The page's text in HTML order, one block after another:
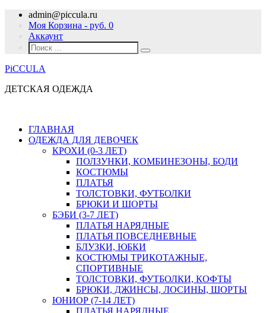
admin@piccula.ru
Моя Корзина - руб. 0
Аккаунт
PiCCULA
ДЕТСКАЯ ОДЕЖДА
ГЛАВНАЯ
ОДЕЖДА ДЛЯ ДЕВОЧЕК
КРОХИ (0-3 ЛЕТ)
ПОЛЗУНКИ, КОМБИНЕЗОНЫ, БОДИ
КОСТЮМЫ
ПЛАТЬЯ
ТОЛСТОВКИ, ФУТБОЛКИ
БРЮКИ И ШОРТЫ
БЭБИ (3-7 ЛЕТ)
ПЛАТЬЯ НАРЯДНЫЕ
ПЛАТЬЯ ПОВСЕДНЕВНЫЕ
БЛУЗКИ, ЮБКИ
КОСТЮМЫ ТРИКОТАЖНЫЕ,
СПОРТИВНЫЕ
ТОЛСТОВКИ, ФУТБОЛКИ, КОФТЫ
БРЮКИ, ДЖИНСЫ, ЛОСИНЫ, ШОРТЫ
ЮНИОР (7-14 ЛЕТ)
ПЛАТЬЯ НАРЯДНЫЕ